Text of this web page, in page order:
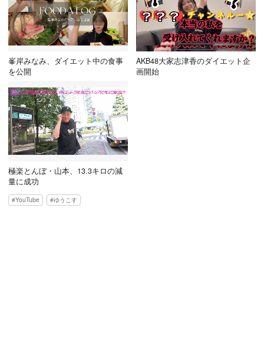
峯岸みなみ、ダイエット中の食事
を公開
AKB48大家志津香のダイエット企
画開始
極楽とんぼ・山本、13.3キロの減
量に成功
YouTube ゆうこす